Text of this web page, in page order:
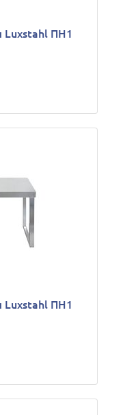
Luxstahl ПН1
Luxstahl ПН1